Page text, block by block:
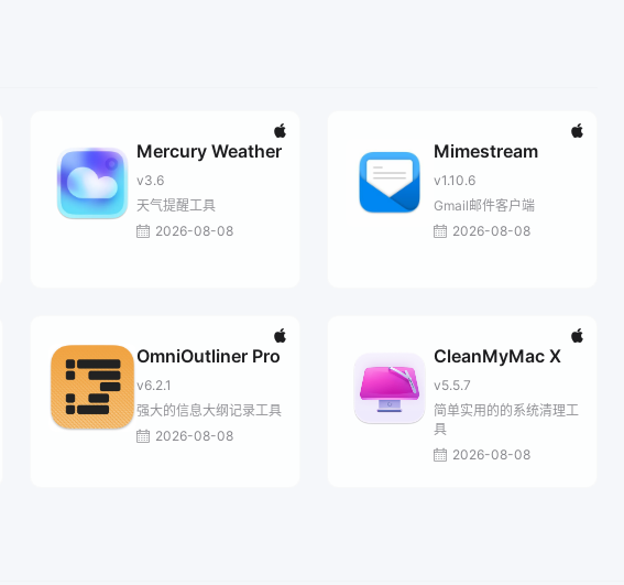
Mercury Weather
v3.6
天气提醒工具
2026-08-08
Mimestream
v1.10.6
Gmail邮件客户端
2026-08-08
OmniOutliner Pro
v6.2.1
强大的信息大纲记录工具
2026-08-08
CleanMyMac X
v5.5.7
简单实用的的系统清理工
具
2026-08-08